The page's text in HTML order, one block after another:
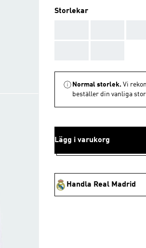
Storlekar
Normal storlek. Vi
beställer din vanliga
Lägg i varukorg
Handla Real Madrid